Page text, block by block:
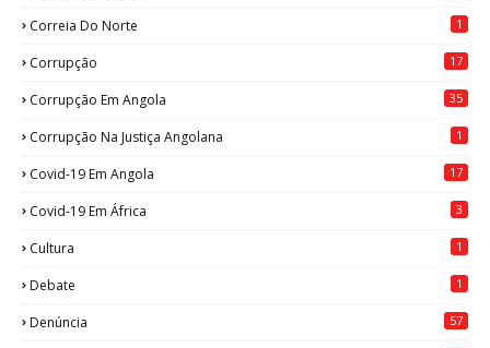
Correia Do Norte 1
Corrupção 17
Corrupção Em Angola 35
Corrupção Na Justiça Angolana 1
Covid-19 Em Angola 17
Covid-19 Em África 3
Cultura 1
Debate 1
Denúncia 57